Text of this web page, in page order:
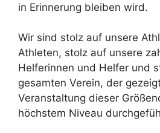
in Erinnerung bleiben wird.
Wir sind stolz auf unsere
Athleten, stolz auf unsere
Helferinnen und Helfer und
gesamten Verein, der
Veranstaltung dieser
höchstem Niveau